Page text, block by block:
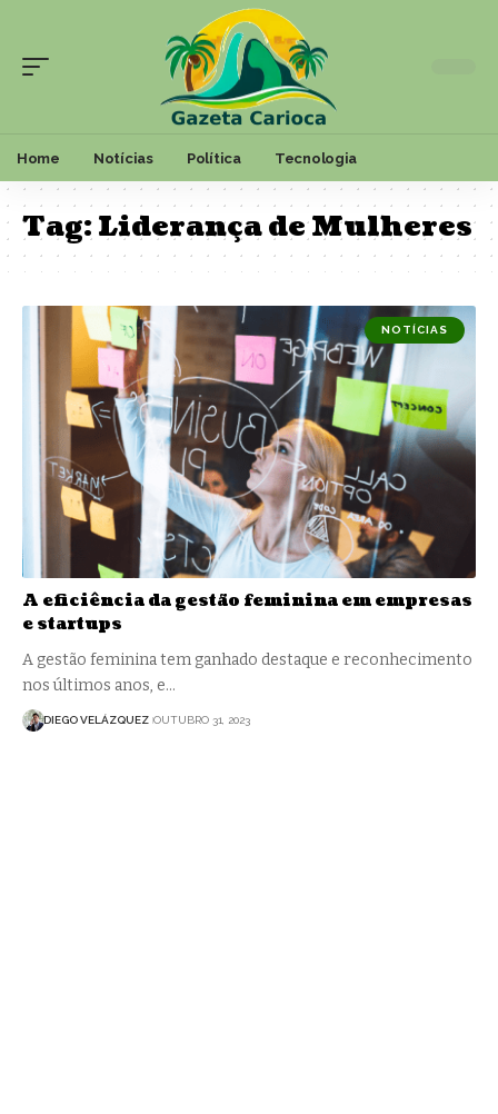
Home Notícias Política Tecnologia
Tag:Liderança de Mulheres
NOTÍCIAS
A eficiência da gestão feminina em empresas
e startups
A gestão feminina tem ganhado destaque e reconhecimento
nos últimos anos, e…
DIEGO VELÁZQUEZ OUTUBRO 31, 2023